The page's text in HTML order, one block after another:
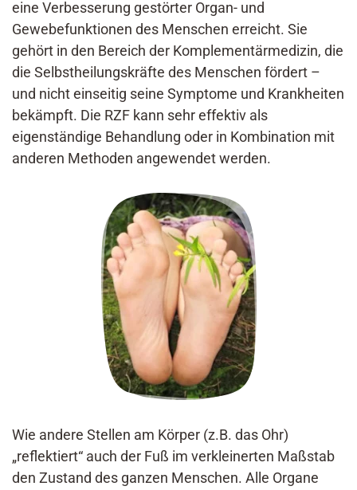
eine Verbesserung gestörter Organ- und
Gewebefunktionen des Menschen erreicht. Sie
gehört in den Bereich der Komplementärmedizin, die
die Selbstheilungskräfte des Menschen fördert –
und nicht einseitig seine Symptome und Krankheiten
bekämpft. Die RZF kann sehr effektiv als
eigenständige Behandlung oder in Kombination mit
anderen Methoden angewendet werden.
Wie andere Stellen am Körper (z.B. das Ohr)
„reflektiert“ auch der Fuß im verkleinerten Maßstab
den Zustand des ganzen Menschen. Alle Organe